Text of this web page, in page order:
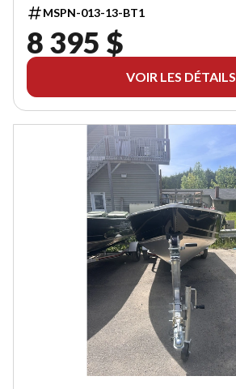
MSPN-013-13-BT1
8 395 $
VOIR LES DÉTAILS